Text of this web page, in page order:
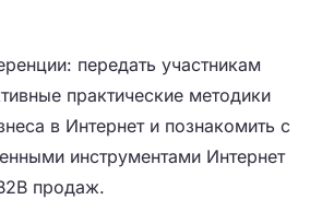
передать участникам
практические методики
в Интернет и познакомить с
инструментами Интернет
продаж.